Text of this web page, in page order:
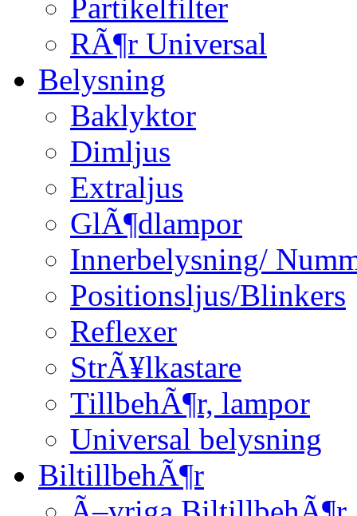
Partikelfilter
RÃ¶r Universal
Belysning
Baklyktor
Dimljus
Extraljus
GlÃ¶dlampor
Innerbelysning/
Positionsljus/Blinkers
Reflexer
StrÃ¥lkastare
TillbehÃ¶r, lampor
Universal belysning
BiltillbehÃ¶r